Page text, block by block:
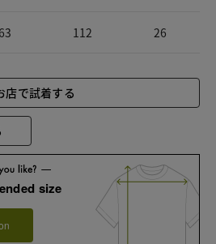
63 112 26
店で試着する
size